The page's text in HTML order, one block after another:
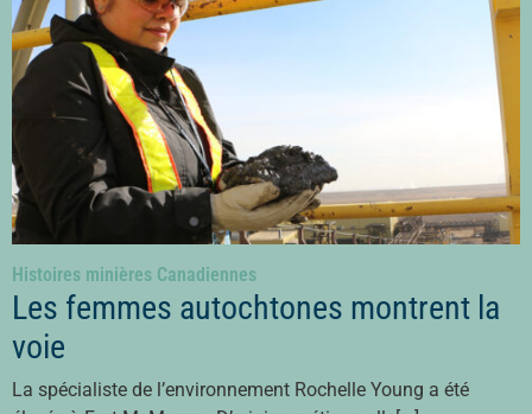
Histoires minières Canadiennes
Les femmes autochtones montrent la
voie
La spécialiste de l’environnement Rochelle Young a été